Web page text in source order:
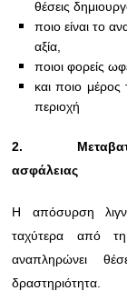
θέσεις
ποιο είναι το
αξία,
ποιοι φορείς
και ποιο μέρος
περιοχή
2.
ασφάλειας
Η απόσυρση
ταχύτερα από
αναπληρώνει
δραστηριότητα.